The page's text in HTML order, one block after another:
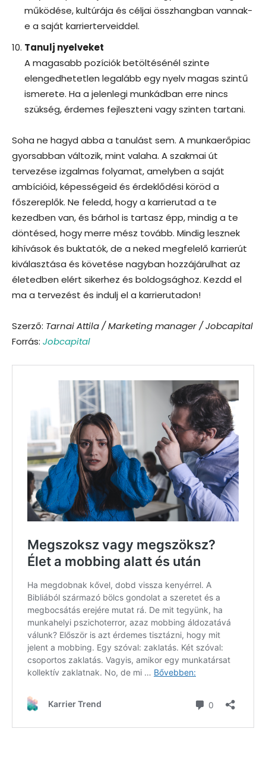
működése, kultúrája és céljai összhangban vannak-
e a saját karrierterveiddel.
Tanulj nyelveket
A magasabb pozíciók betöltésénél szinte
elengedhetetlen legalább egy nyelv magas szintű
ismerete. Ha a jelenlegi munkádban erre nincs
szükség, érdemes fejleszteni vagy szinten tartani.
Soha ne hagyd abba a tanulást sem. A munkaerőpiac
gyorsabban változik, mint valaha. A szakmai út
tervezése izgalmas folyamat, amelyben a saját
ambícióid, képességeid és érdeklődési köröd a
főszereplők. Ne feledd, hogy a karrierutad a te
kezedben van, és bárhol is tartasz épp, mindig a te
döntésed, hogy merre mész tovább. Mindig lesznek
kihívások és buktatók, de a neked megfelelő karrierút
kiválasztása és követése nagyban hozzájárulhat az
életedben elért sikerhez és boldogsághoz. Kezdd el
ma a tervezést és indulj el a karrierutadon!
Szerző: Tarnai Attila / Marketing manager / Jobcapital
Forrás: Jobcapital